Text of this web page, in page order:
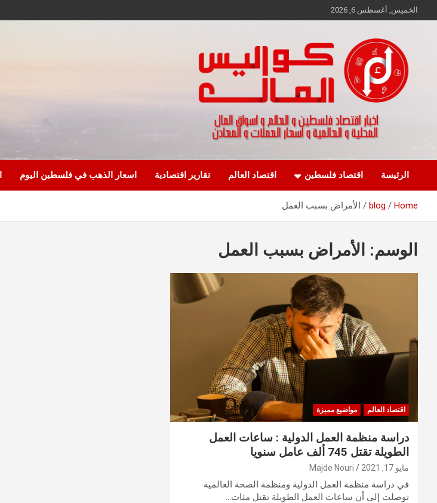
to
الخميس, أغسطس 6, 2026
كواليس المال
الرئيسة اقتصاد فلسطين اقتصاد العالم تقارير اقتصادية اسعار الذهب في فلسطين اليوم
Home
blog الأمراض بسبب العمل
الوسم: الأمراض بسبب العمل
اقتصاد العالم مواضيع مميزة
دراسة منظمة العمل الدولية : ساعات العمل
الطويلة تقتل 745 ألف عامل سنويا
مايو 17, 2021 Majde Nouri
في دراسة منظمة العمل الدولية ومنظمة الصحة العالمية
توصلت إلى أن ساعات العمل الطويلة تقتل مئات…